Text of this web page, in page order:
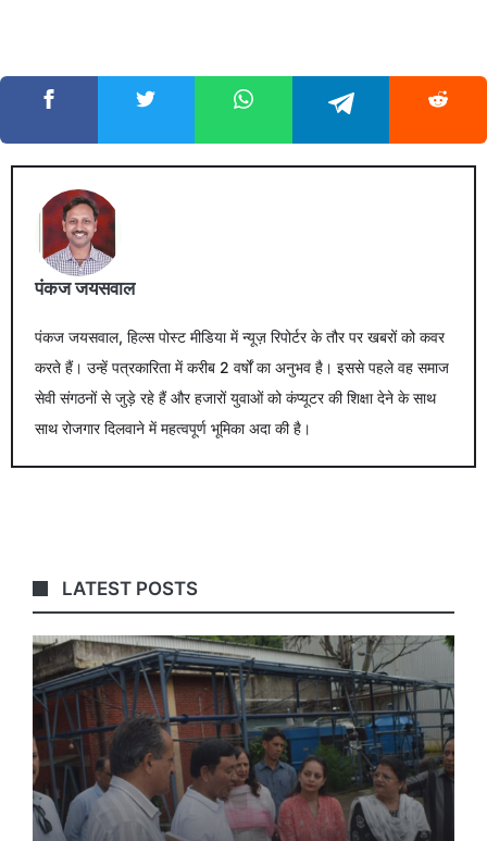
पंकज जयसवाल
पंकज जयसवाल, हिल्स पोस्ट मीडिया में न्यूज़ रिपोर्टर के तौर पर खबरों को कवर
करते हैं। उन्हें पत्रकारिता में करीब 2 वर्षों का अनुभव है। इससे पहले वह समाज
सेवी संगठनों से जुड़े रहे हैं और हजारों युवाओं को कंप्यूटर की शिक्षा देने के साथ
साथ रोजगार दिलवाने में महत्वपूर्ण भूमिका अदा की है।
LATEST POSTS